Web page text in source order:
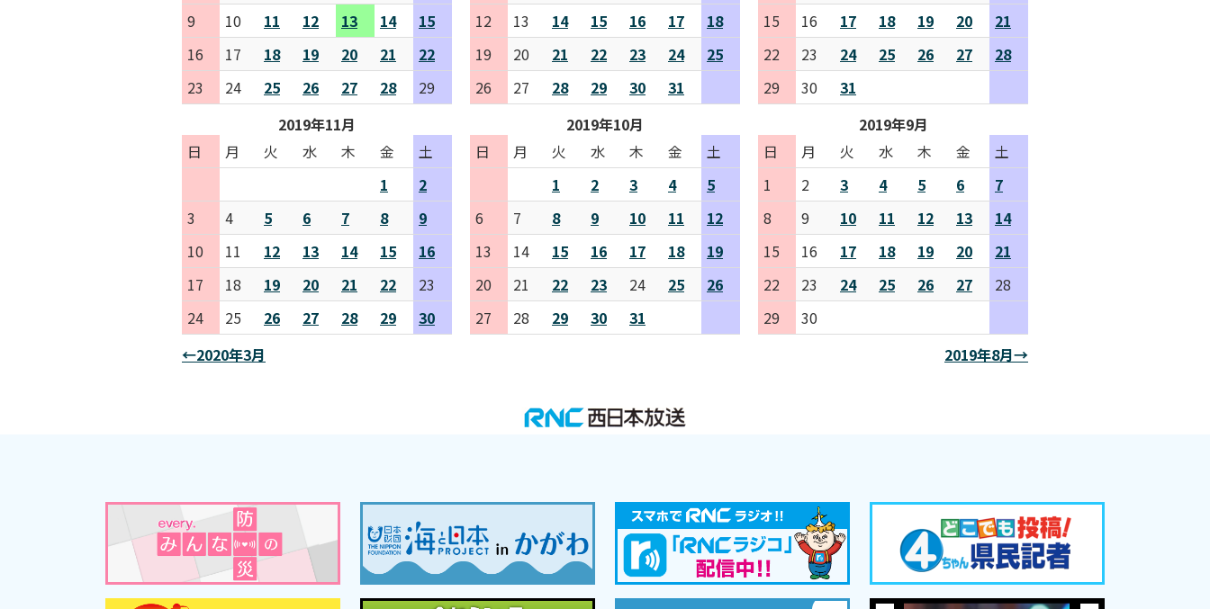
9
10 11 12 13 14
15
16
17 18 19 20 21
22
23
24 25 26 27 28 29
12
13 14 15 16 17
18
19
20 21 22 23 24
25
26
27 28 29 30 31
15
16 17 18 19 20
21
22
23 24 25 26 27
28
29
30
31
2019年11月
日
月 火 水 木 金
土
1
2
3
4 5 6 7 8
9
10
11 12 13 14 15
16
17
18 19 20 21 22
23
24
25 26 27 28 29 30
2019年10月
日
月 火 水 木 金
土
1
2 3 4
5
6
7 8 9 10 11
12
13
14 15 16 17 18
19
20
21 22 23 24 25
26
27
28 29 30 31
2019年9月
日
月 火 水 木 金
土
1
2 3 4 5 6
7
8
9 10 11 12 13
14
15
16 17 18 19 20
21
22
23 24 25 26 27
28
29
30
←2020年3月
2019年8月→